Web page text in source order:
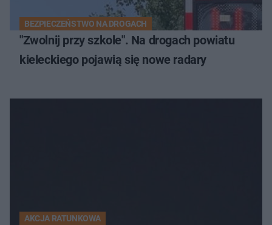
BEZPIECZEŃSTWO NA DROGACH
"Zwolnij przy szkole". Na drogach powiatu
kieleckiego pojawią się nowe radary
AKCJA RATUNKOWA